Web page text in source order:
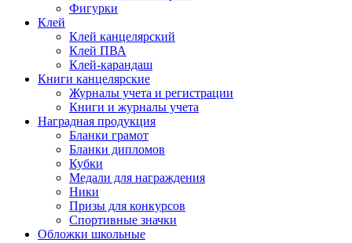
Фигурки
Клей
Клей канцелярский
Клей ПВА
Клей-карандаш
Книги канцелярские
Журналы учета и регистрации
Книги и журналы учета
Наградная продукция
Бланки грамот
Бланки дипломов
Кубки
Медали для награждения
Ники
Призы для конкурсов
Спортивные значки
Обложки школьные